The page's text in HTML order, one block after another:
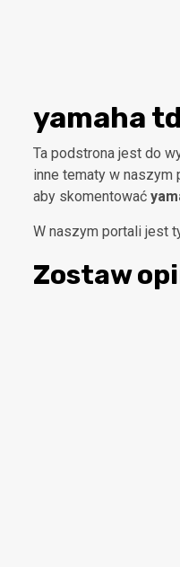
yamaha
Ta podstrona jest do
inne tematy w naszym
aby skomentować
W naszym portali jest
Zostaw